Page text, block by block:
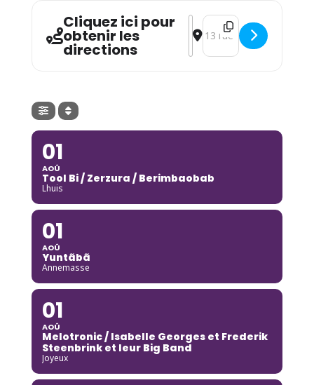
Cliquez ici pour
obtenir les
directions
Address - Bobon Flamme
Destination Address -
01
AOÛ
Tool Bi / Zerzura / Berimbaobab
Lhuis
01
AOÛ
Yuntãbã
Annemasse
01
AOÛ
Melotronic / Isabelle Georges et Frederik
Steenbrink et leur Big Band
Joyeux